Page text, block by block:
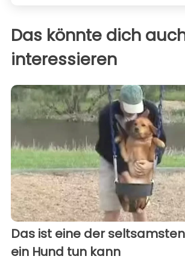
Das könnte dich
interessieren
Das ist eine der
ein Hund tun kann